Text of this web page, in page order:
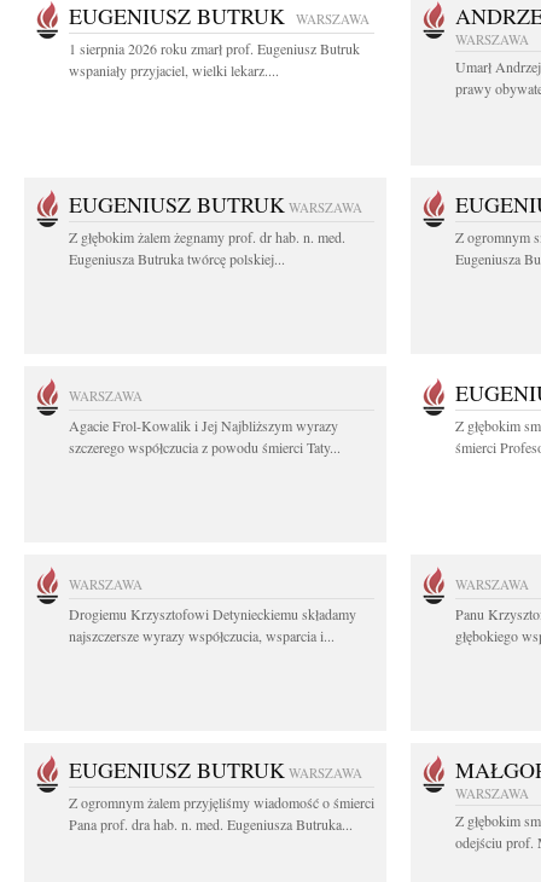
EUGENIUSZ BUTRUK WARSZAWA
1 sierpnia 2026 roku zmarł prof. Eugeniusz Butruk
wspaniały przyjaciel, wielki lekarz....
WARSZAWA
Umarł
prawy
EUGENIUSZ BUTRUK WARSZAWA
Z głębokim żalem żegnamy prof. dr hab. n. med.
Eugeniusza Butruka twórcę polskiej...
Z ogromnym
Eugeniusza
WARSZAWA
Agacie Frol-Kowalik i Jej Najbliższym wyrazy
szczerego współczucia z powodu śmierci Taty...
Z głębokim
śmierci
WARSZAWA
Drogiemu Krzysztofowi Detynieckiemu składamy
najszczersze wyrazy współczucia, wsparcia i...
WARSZAWA
Panu
głębokiego
EUGENIUSZ BUTRUK WARSZAWA
Z ogromnym żalem przyjęliśmy wiadomość o śmierci
Pana prof. dra hab. n. med. Eugeniusza Butruka...
WARSZAWA
Z głębokim
odejściu prof.